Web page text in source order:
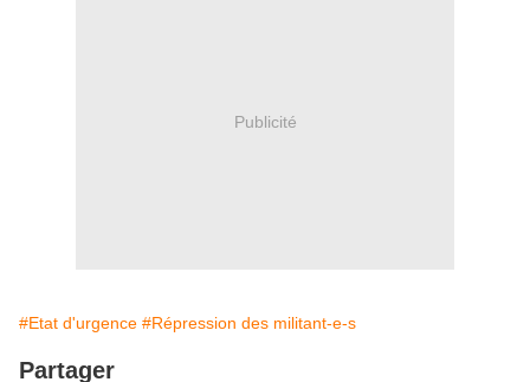
Publicité
#Etat d'urgence #Répression des militant-e-s
Partager